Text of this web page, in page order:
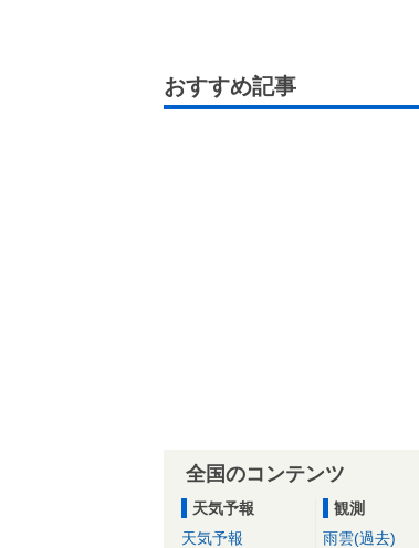
おすすめ記事
全国のコンテンツ
天気予報
天気予報
観測
雨雲(過去)